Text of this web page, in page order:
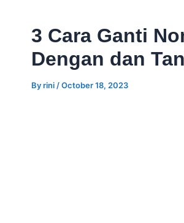
3 Cara Ganti
Dengan dan
Byrini /October 18, 2023